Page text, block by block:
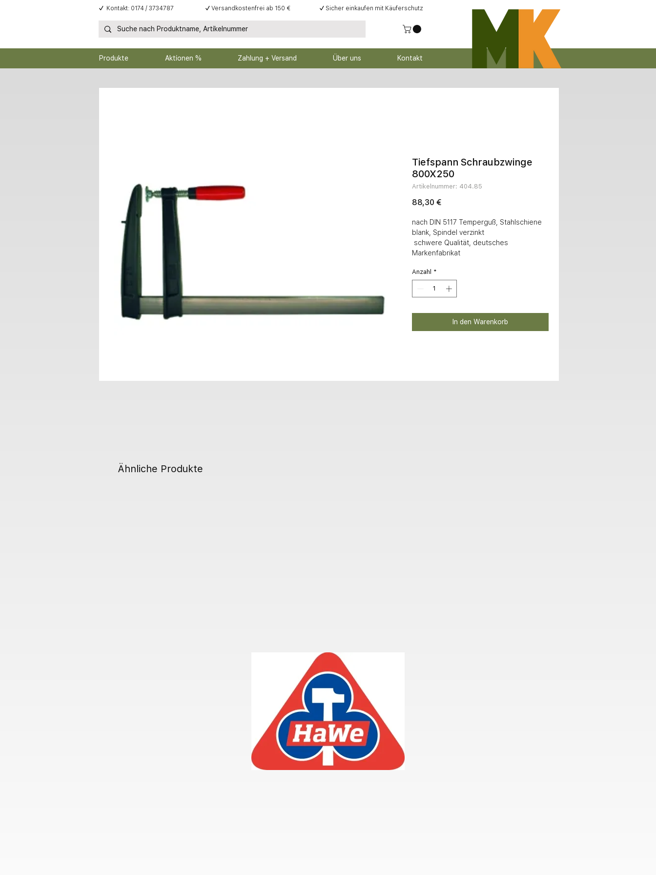
Produkte Aktionen % Zahlung + Versand Über uns Kontakt
✓ Kontakt: 0174 / 3734787 ✓ Versandkostenfrei ab 150 € ✓ Sicher einkaufen mit Käuferschutz
Ähnliche Produkte
Tiefspann Schraubzwinge
800X250
Artikelnummer: 404.85
88,30 €Preis
nach DIN 5117 Temperguß, Stahlschiene
blank, Spindel verzinkt
Markenfabrikat
Anzahl *
In den Warenkorb